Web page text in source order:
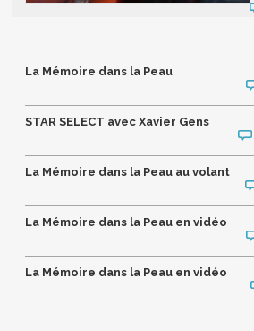
La Mémoire dans la Peau
STAR SELECT avec Xavier Gens
La Mémoire dans la Peau au volant
La Mémoire dans la Peau en vidéo
La Mémoire dans la Peau en vidéo